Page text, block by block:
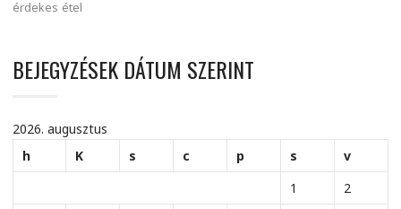
érdekes étel
BEJEGYZÉSEK DÁTUM SZERINT
2026. augusztus
h
K s c p s
v
1
2